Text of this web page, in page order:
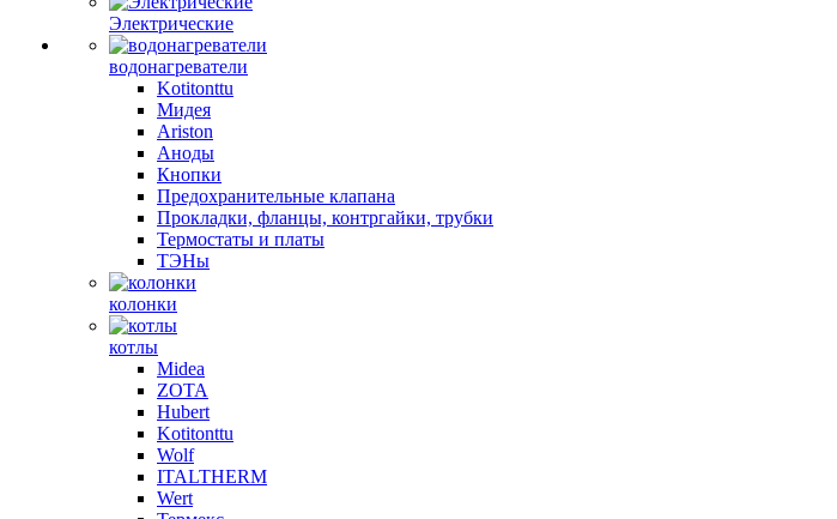
Электрические
водонагреватели
Kotitonttu
Мидея
Ariston
Аноды
Кнопки
Предохранительные клапана
Прокладки, фланцы, контргайки, трубки
Термостаты и платы
ТЭНы
колонки
котлы
Midea
ZOTA
Hubert
Kotitonttu
Wolf
ITALTHERM
Wert